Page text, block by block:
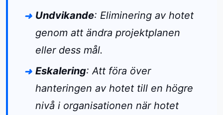
Undvikande: Eliminering av hotet
genom att ändra projektplanen
eller dess mål.
Eskalering: Att föra över
hanteringen av hotet till en högre
nivå i organisationen när hotet